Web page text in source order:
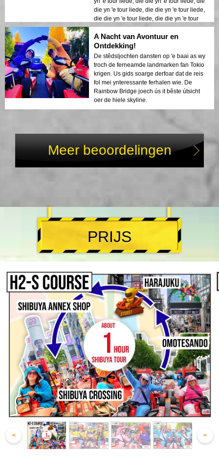
A Nacht van Avontuur en
Ontdekking!
De stêdsljochten dansten op 'e baai as wy
troch de ferneamde landmarken fan Tokio
krigen. Us gids soarge derfoar dat de reis
fol mei ynteressante ferhalen wie. De
Rainbow Bridge joech ús it bêste útsicht
oer de hiele skyline.
Meer beoordelingen
PRIJS
< >